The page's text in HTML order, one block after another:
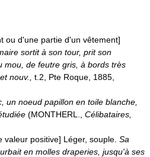
ou d'une partie d'un vêtement]
sortit à son tour, prit son
mou, de feutre gris, à bords très
nouv., t.2, Pte Roque, 1885,
un noeud papillon en toile blanche,
(MONTHERL., Célibataires,
positive] Léger, souple. Sa
en molles draperies, jusqu'à ses